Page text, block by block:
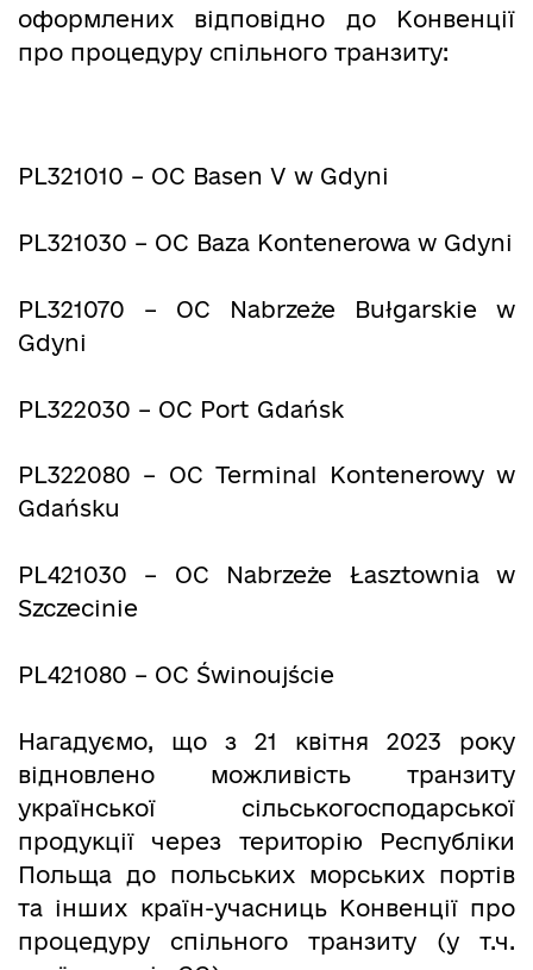
оформлених відповідно до Конвенції
про процедуру спільного транзиту:
PL321010 – OC Basen V w Gdyni
PL321030 – OC Baza Kontenerowa w Gdyni
PL321070 – OC Nabrzeże Bułgarskie w
Gdyni
PL322030 – OC Port Gdańsk
PL322080 – OC Terminal Kontenerowy w
Gdańsku
PL421030 – OC Nabrzeże Łasztownia w
Szczecinie
PL421080 – OC Świnoujście
Нагадуємо, що з 21 квітня 2023 року
відновлено можливість транзиту
української cільськогосподарської
продукції через територію Республіки
Польща до польських морських портів
та інших країн-учасниць Конвенції про
процедуру спільного транзиту (у т.ч.